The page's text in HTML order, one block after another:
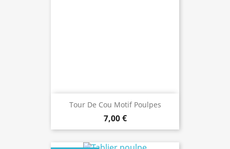
Tour De Cou Motif Poulpes
7,00 €